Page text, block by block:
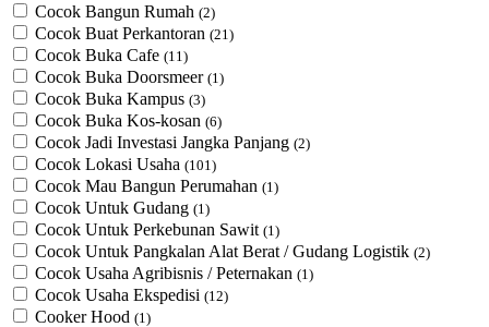
Cocok Bangun Rumah (2)
Cocok Buat Perkantoran (21)
Cocok Buka Cafe (11)
Cocok Buka Doorsmeer (1)
Cocok Buka Kampus (3)
Cocok Buka Kos-kosan (6)
Cocok Jadi Investasi Jangka Panjang (2)
Cocok Lokasi Usaha (101)
Cocok Mau Bangun Perumahan (1)
Cocok Untuk Gudang (1)
Cocok Untuk Perkebunan Sawit (1)
Cocok Untuk ​Pangkalan Alat Berat / Gudang Logistik (2)
Cocok Usaha Agribisnis / Peternakan (1)
Cocok Usaha Ekspedisi (12)
Cooker Hood (1)